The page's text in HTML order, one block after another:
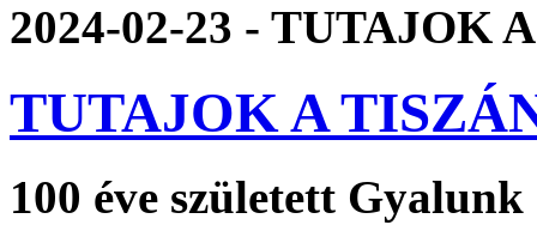
2024-02-23 - TUTAJOK
TUTAJOK A
100 éve született Gyalunk